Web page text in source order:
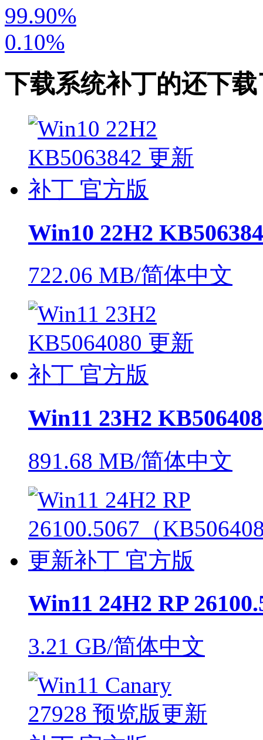
99.90%
0.10%
下载系统补丁的还下载
Win10 22H2
722.06 MB/简体中文
Win11 23H2
891.68 MB/简体中文
Win11 24H2 RP
3.21 GB/简体中文